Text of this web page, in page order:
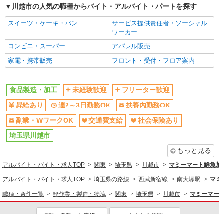
同じ特徴から求人を探す
未経験歓迎
週2～3日勤務OK
副業・WワークOK
交通費支給
社会保険あり
川越市の人気の職種からバイト・アルバイト・パートを探す
スイーツ・ケーキ・パン
サービス提供責任者・ソーシャル
ワーカー
コンビニ・スーパー
アパレル販売
家電・携帯販売
フロント・受付・フロア案内
食品製造・加工 未経験歓迎
フリーター歓迎
昇給あり
週2～3日勤務OK
扶養内勤務OK
副業・WワークOK
交通費支給
社会保険あり
埼玉県川越市
もっと見る
アルバイト・バイト・求人TOP 関東 埼玉県 川越市 マミーマート鮮魚
アルバイト・バイト・求人TOP 埼玉県の路線 西武新宿線 南大塚駅 マ
職種・条件一覧 軽作業・製造・物流 関東 埼玉県 川越市 マミーマ